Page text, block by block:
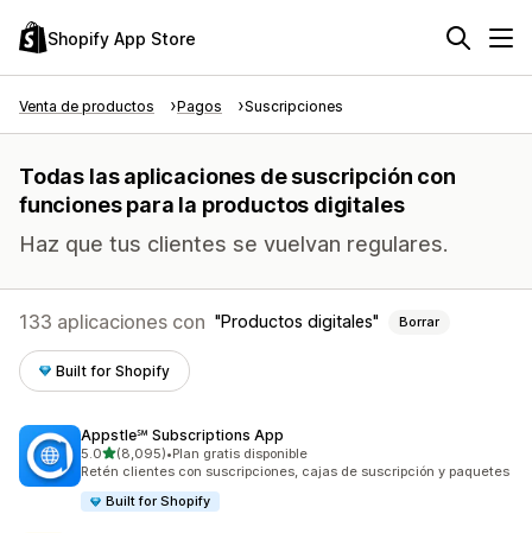
Shopify App Store
Venta de productos Pagos Suscripciones
Todas las aplicaciones de suscripción con
funciones para la productos digitales
Haz que tus clientes se vuelvan regulares.
133 aplicaciones con Productos digitales Borrar
Built for Shopify
Appstle℠ Subscriptions App
5.0de 5 estrellas
(8,095)
8095 reseñas en total
•Plan gratis disponible
Retén clientes con suscripciones, cajas de suscripción y paquetes
Built for Shopify